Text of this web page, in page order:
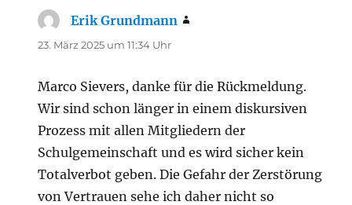
Erik Grundmann
23. März 2025 um 11:34 Uhr
Marco Sievers, danke für die Rückmeldung.
Wir sind schon länger in einem diskursiven
Prozess mit allen Mitgliedern der
Schulgemeinschaft und es wird sicher kein
Totalverbot geben. Die Gefahr der Zerstörung
von Vertrauen sehe ich daher nicht so